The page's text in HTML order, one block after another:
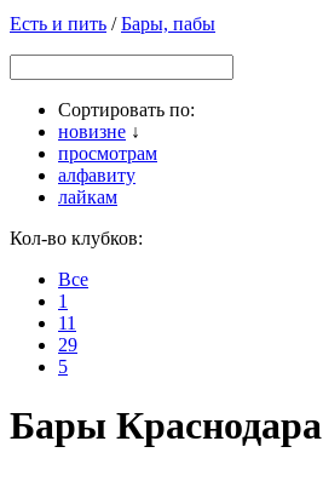
Есть и пить /Бары, пабы
Сортировать по:
новизне ↓
просмотрам
алфавиту
лайкам
Кол-во клубков:
Все
1
11
29
5
Бары Краснодара